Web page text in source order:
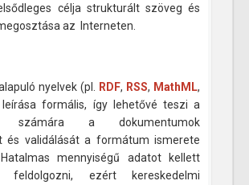
célja strukturált szöveg és
az Interneten.
nyelvek (pl. RDF, RSS, MathML,
formális, így lehetővé teszi a
számára a dokumentumok
és validálását a formátum ismerete
mennyiségű adatot kellett
ezért kereskedelmi